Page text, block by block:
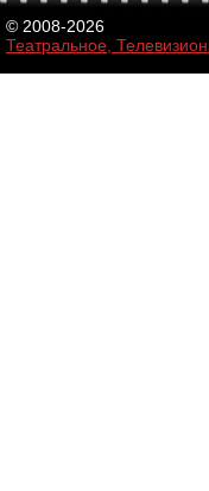
© 2008-2026
Театральное,